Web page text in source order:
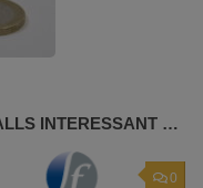
INTERESSANT …
0